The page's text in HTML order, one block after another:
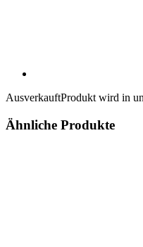
AusverkauftProdukt wird in
Ähnliche Produkte